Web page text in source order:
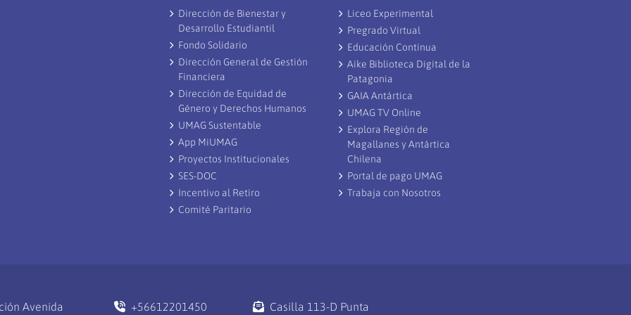
Dirección de Bienestar y
Desarrollo Estudiantil
Fondo Solidario
Dirección General de Gestión
Financiera
Dirección de Equidad de
Género y Derechos Humanos
UMAG Sustentable
App MiUMAG
Proyectos Institucionales
SES-DOC
Incentivo al Retiro
Comité Paritario
Liceo Experimental
Pregrado Virtual
Educación Continua
Aike Biblioteca Digital de la
Patagonia
GAIA Antártica
UMAG TV Online
Explora Región de
Magallanes y Antártica
Chilena
Portal de pago UMAG
Trabaja con Nosotros
Avenida +56612201450 Casilla 113-D Punta